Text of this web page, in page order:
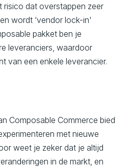
risico dat overstappen zeer
wordt ‘vendor lock-in'
pakket ben je
leveranciers, waardoor
van een enkele leverancier.
Composable Commerce bied
met nieuwe
weet je zeker dat je altijd
in de markt, en